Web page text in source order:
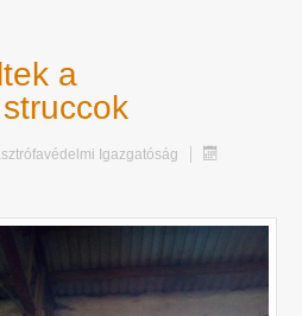
a
Igazgatóság